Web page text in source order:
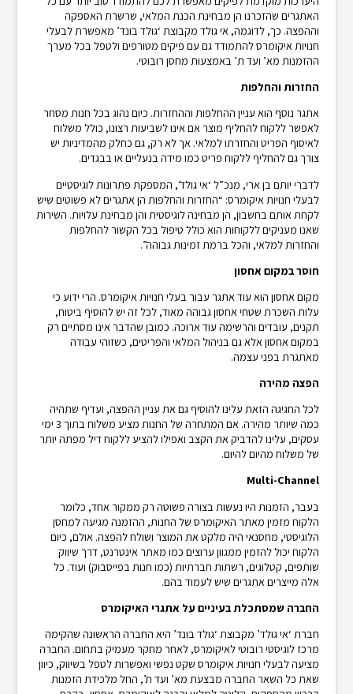
האתגרים שהזכרנו הן מבחינת הכנת המלאי, שרשרת האספקה
וההפצה. כך, לדוגמה, אי גולד מקבוצת ‘גולד בונד’ מאפשרת לבעלי
חנויות איקומרס להתמודד גם עם פיקים מטורפים ולטפל בכל מערך
ההזמנות מא’ ועד ת’ באמצעות מחסן רובוטי.
החזרות והחלפות
אתגר נוסף הוא עניין ההחלפות וההחזרות. כיום נהוג בכל חנות מסחר
לאפשר ללקוח להחליף מוצר אם אינו לשביעות רצונו, כולל משלוח
לאיסוף הפריט והחזרתו למלאי. אך לא רק, גם כחלק מהמדיניות יש
צורך גם להחליף ללקוח פריט כמו מידה בנעליים או בבגדים.
לדברי יותם בן ארי, מנכ”ל ‘אי גולד’, המספקת פתרונות לוגיסטיים
לבעלי חנויות איקומרס: “החזרות והחלפות הן אתגרים לא פשוטים שיש
לקחת אותם בחשבון, הן מבחינה לוגיסטית והן מבחינת עלויות. השירות
שאנו מעניקים ללקוחות הוא כולל טיפול בכל הקשור להחלפות
והחזרות למלאי, והכל ברמת זמינות גבוהה”.
חוסר במקום אחסון
מקום אחסון הוא עוד אתגר עבור בעלי חנויות איקומרס. הרי ידוע כי
עלות השכרת שטחי אחסון גבוהה מאוד, לכל זה יש להוסיף ביטוח,
תקנים, עובדים והרשימה עוד ארוכה. כמובן שהדבר אינו מסתיים רק
במקום אחסון אלא גם בניהול המלאי והפריטים, כשזוהי עבודה
מאתגרת בפני עצמה.
הפצה מהירה
לכל החגיגה הזאת עלינו להוסיף גם את עניין ההפצה, ועדיף שתהיה
כמה שיותר מהירה. אם המתחרה של החנות מציע משלוח בתוך 3 ימי
עסקים, עלינו להדביק את הקצב ואפילו להציע ללקוח דיל מפתה יותר
של משלוח מהיום להיום.
Multi-Channel
בעבר, הזמנות היו נעשות בצורה פשוטה רק ממקור אחד, כלומר
הלקוח מזמין מאתר האיקומרס של החנות, ההזמנה מגיעה למחסן
הלוגיסטי, מחסנאי היה מלקט את המוצר ושולח להפצה. אולם, כיום
הלקוח יכול להזמין ממגוון ערוצים כמו מאתר אינטרנט, דרך שיווק
שותפים, קטלוגים, רשתות חברתיות (כמו חנות בפייסבוק) ועוד. כל
אלה מייצרים אתגרים שיש לעמוד בהם.
החברה שמסתכלת בעיניים על אתגרי האיקומרס
חברת ‘אי גולד’ מקבוצת ‘גולד בונד’ היא החברה הראשונה שהקימה
מרכז לוגיסטי רובוטי לאיקומרס, לאחר מחקר מעמיק בתחום. החברה
מציעה לבעלי חנויות איקומרס שקט נפשי ואפשרות לטפל בשיווק, כיוון
שאת כל השאר החברה מבצעת מא’ ועד ת’, החל מלכידת הזמנות